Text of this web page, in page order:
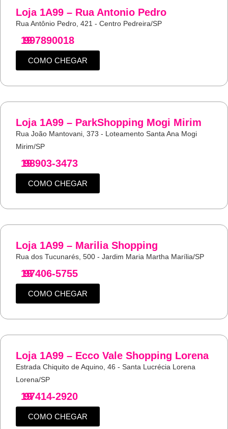
Loja 1A99 – Rua Antonio Pedro
Rua Antônio Pedro, 421 - Centro Pedreira/SP
19
997890018
COMO CHEGAR
Loja 1A99 – ParkShopping Mogi Mirim
Rua João Mantovani, 373 - Loteamento Santa Ana Mogi
Mirim/SP
19
98903-3473
COMO CHEGAR
Loja 1A99 – Marilia Shopping
Rua dos Tucunarés, 500 - Jardim Maria Martha Marília/SP
19
97406-5755
COMO CHEGAR
Loja 1A99 – Ecco Vale Shopping Lorena
Estrada Chiquito de Aquino, 46 - Santa Lucrécia Lorena
Lorena/SP
19
97414-2920
COMO CHEGAR